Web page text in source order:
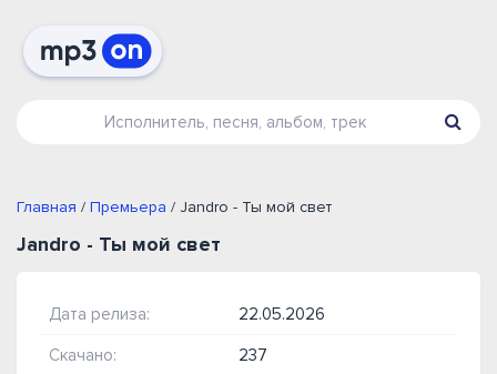
Главная / Премьера / Jandro - Ты мой свет
Jandro - Ты мой свет
Дата релиза: 22.05.2026
Скачано: 237